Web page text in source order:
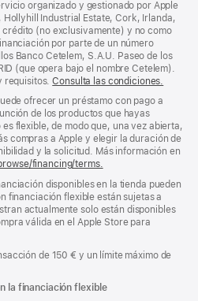
organizado y gestionado por Apple
Industrial Estate, Cork, Irlanda,
(no exclusivamente) y no como
por parte de un número
Banco Cetelem, S.A.U. Paseo de los
(que opera bajo el nombre Cetelem).
requisitos.Consulta las condiciones.
ofrecer un préstamo con pago a
de los productos que hayas
flexible, de modo que, una vez abierta,
compras a Apple y elegir la duración de
y la solicitud. Más información en
financing/terms.
disponibles en la tienda pueden
financiación flexible están sujetas a
actualmente solo están disponibles
válida en el Apple Store para
de 150 € y un límite máximo de
la financiación flexible